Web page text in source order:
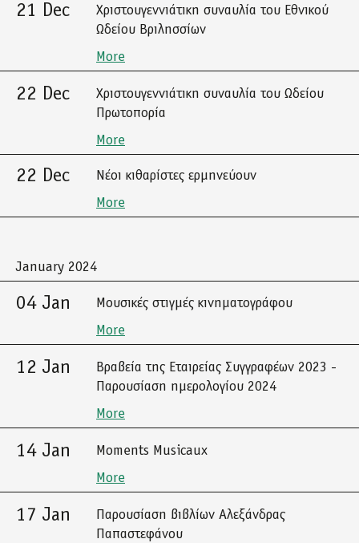
21 Dec
Χριστουγεννιάτικη συναυλία του Εθνικού
Ωδείου Βριλησσίων
More
22 Dec
Χριστουγεννιάτικη συναυλία του Ωδείου
Πρωτοπορία
More
22 Dec
Νέοι κιθαρίστες ερμηνεύουν
More
January 2024
04 Jan
Μουσικές στιγμές κινηματογράφου
More
12 Jan
Βραβεία της Εταιρείας Συγγραφέων 2023 -
Παρουσίαση ημερολογίου 2024
More
14 Jan
Moments Musicaux
More
17 Jan
Παρουσίαση βιβλίων Αλεξάνδρας
Παπαστεφάνου